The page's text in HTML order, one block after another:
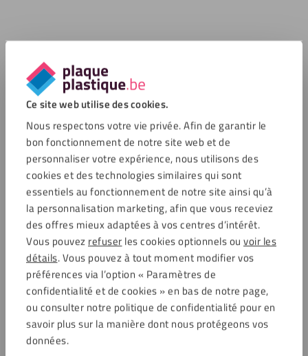
Ce site web utilise des cookies.
Nous respectons votre vie privée. Afin de garantir le
bon fonctionnement de notre site web et de
personnaliser votre expérience, nous utilisons des
cookies et des technologies similaires qui sont
essentiels au fonctionnement de notre site ainsi qu’à
la personnalisation marketing, afin que vous receviez
des offres mieux adaptées à vos centres d’intérêt.
Vous pouvezrefuserles cookies optionnels ou voir les
détails. Vous pouvez à tout moment modifier vos
préférences via l’option « Paramètres de
confidentialité et de cookies » en bas de notre page,
ou consulter notre politique de confidentialité pour en
savoir plus sur la manière dont nous protégeons vos
données.